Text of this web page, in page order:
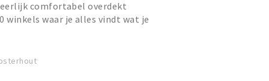
comfortabel overdekt
winkels waar je alles vindt wat je